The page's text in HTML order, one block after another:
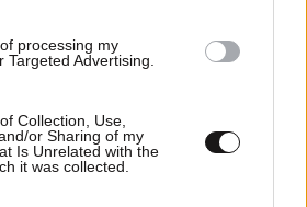
processing my
Targeted Advertising.
Collection, Use,
or Sharing of my
Is Unrelated with the
it was collected.